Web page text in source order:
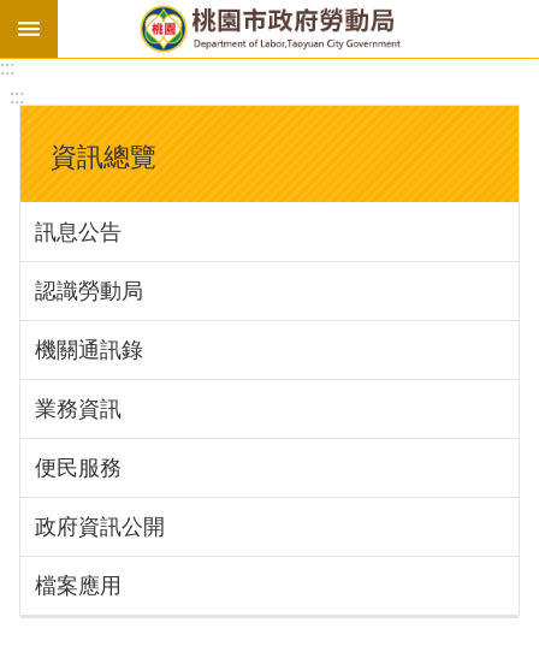
基
法
勞
資
會
庇
護
工
場
進
訊
息
公
:::
:::
資訊總覽
訊息公告
認識勞動局
機關通訊錄
業務資訊
便民服務
政府資訊公開
檔案應用